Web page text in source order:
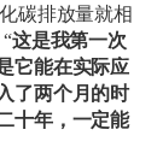
碳排放量就相
这是我第一次
它能在实际应
了两个月的时
十年，一定能